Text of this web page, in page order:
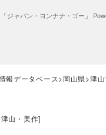
ジャパン・ヨンナナ・ゴー」
報データベース 岡山県 津
津山・美作]